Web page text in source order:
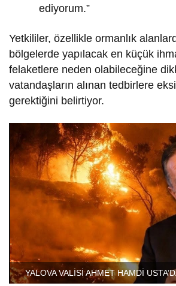
ediyorum.”
Yetkililer, özellikle ormanlık
bölgelerde yapılacak en küçük
felaketlere neden olabileceğine
vatandaşların alınan tedbirlere
gerektiğini belirtiyor.
YALOVA VALİSİ AHMET HAMDİ